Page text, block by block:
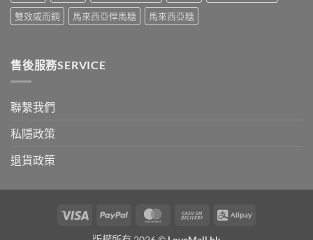
雙效威而鋼
馬來西亞悍馬糖 馬來西亞糖
售後服務SERVICE
聯繫我們
私隱政策
退貨政策
Visa PayPal MasterCardCash
Alipay